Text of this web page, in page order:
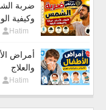
ضربة
وكيفية
Hatim
أمراض
والعلاج
Hatim